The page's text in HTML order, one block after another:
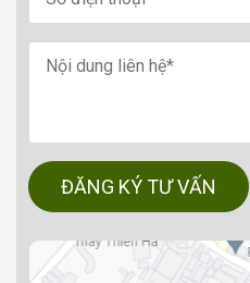
ĐĂNG KÝ TƯ VẤN